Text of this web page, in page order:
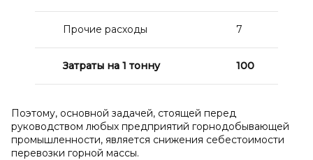
Прочие расходы 7
Затраты на 1 тонну 100
Поэтому, основной задачей, стоящей перед
руководством любых предприятий горнодобывающей
промышленности, является снижения себестоимости
перевозки горной массы.